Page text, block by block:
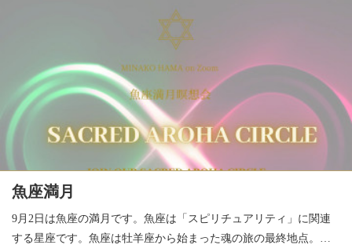
魚座満月
9月2日は魚座の満月です。魚座は「スピリチュアリティ」に関連
する星座です。魚座は牡羊座から始まった魂の旅の最終地点。…